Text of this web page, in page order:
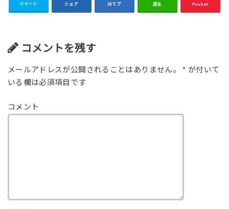
ツイート シェア はてブ 送る Pocket
コメントを残す
メールアドレスが公開されることはありません。 * が付いて
いる欄は必須項目です
コメント